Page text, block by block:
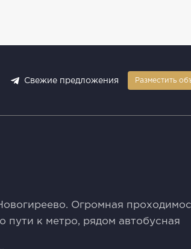
Свежие предложения Разместить
Огромная
пути к метро, рядом автобусная